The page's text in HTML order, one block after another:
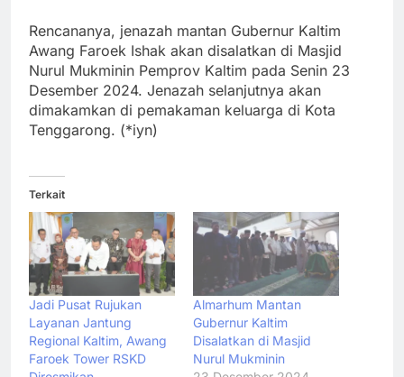
Rencananya, jenazah mantan Gubernur Kaltim
Awang Faroek Ishak akan disalatkan di Masjid
Nurul Mukminin Pemprov Kaltim pada Senin 23
Desember 2024. Jenazah selanjutnya akan
dimakamkan di pemakaman keluarga di Kota
Tenggarong. (*iyn)
Terkait
Jadi Pusat Rujukan
Layanan Jantung
Regional Kaltim, Awang
Faroek Tower RSKD
Almarhum Mantan
Gubernur Kaltim
Disalatkan di Masjid
Nurul Mukminin